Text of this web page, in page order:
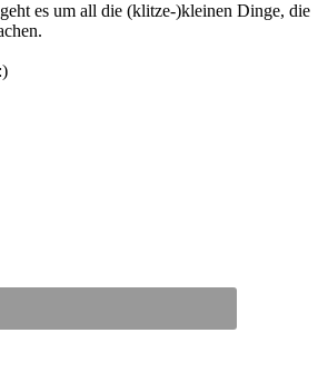
es um all die (klitze-)kleinen Dinge, die